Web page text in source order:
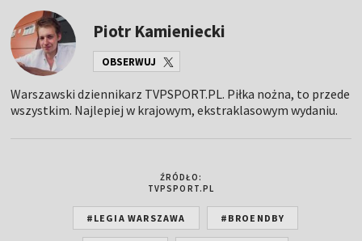
Piotr Kamieniecki
OBSERWUJ
Warszawski dziennikarz TVPSPORT.PL. Piłka nożna, to przede
wszystkim. Najlepiej w krajowym, ekstraklasowym wydaniu.
ŹRÓDŁO:
TVPSPORT.PL
#LEGIA WARSZAWA #BROENDBY